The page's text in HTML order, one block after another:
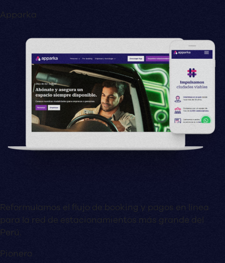
Apparka
Reformulamos el flujo de booking y pagos en línea
para la red de estacionamientos más grande del
Perú.
Pionero